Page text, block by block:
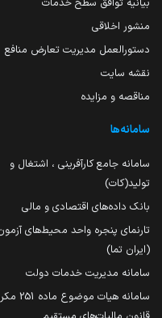
منشور اخلاقی
دستورالعمل مدیریت تعارض منافع
نقشه سایت
مناقصه و مزایده
سامانه‌ها
سامانه جامع کارآفرینی ، اشتغال و
تولید(کات)
بانک داده‌های اقتصادی و مالی
تارنمای پنجره واحد محیط‌های
(ایران تما)
سامانه مدیریت خدمات دولت
سامانه هیات موضوع ماده